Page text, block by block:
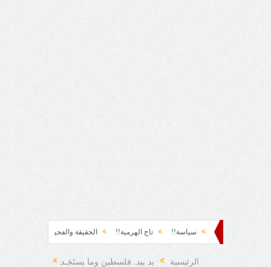
نشوة!! سياسة!! تاج الهرمية!! الحقيقة والفجيعة!! لِقاءُ في
المفاجئ!
الرئيسية
يد بيد..فلسطين وما يستَجَـد